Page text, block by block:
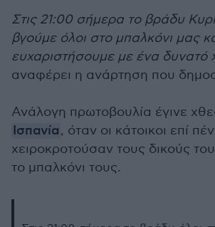
Στις 21:00 σήμερα το βράδυ
βγούμε όλοι στο μπαλκόνι μας
ευχαριστήσουμε με ένα δυνατό
αναφέρει η ανάρτηση που
Ανάλογη πρωτοβουλία έγινε
Ισπανία, όταν οι κάτοικοι επί
χειροκροτούσαν τους δικούς
το μπαλκόνι τους.